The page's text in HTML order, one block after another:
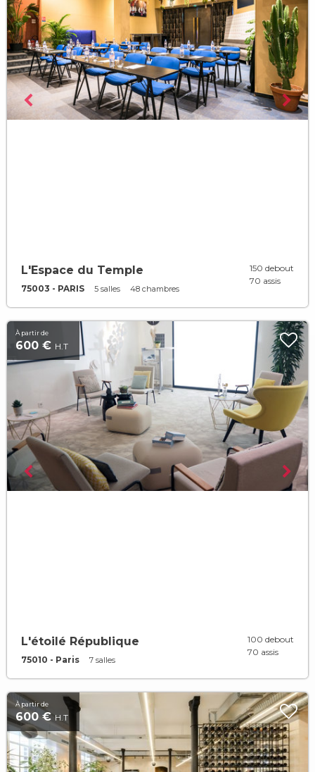
L'Espace du Temple
75003 - PARIS 5 salles 48 chambres
150 debout
70 assis
À partir de
600 € H.T
L'étoilé République
75010 - Paris 7 salles
100 debout
70 assis
À partir de
600 € H.T